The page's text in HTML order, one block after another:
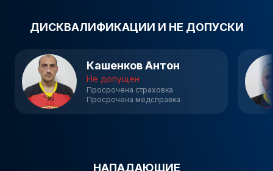
ДИСКВАЛИФИКАЦИИ И НЕ ДОПУСКИ
Кашенков Антон
Не допущен
Просрочена страховка
Просрочена медсправка
НАПАДАЮЩИЕ